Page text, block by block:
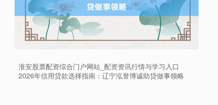
淮安股票配资综合门户网站_配资资讯行情与学习入口
2026年信用贷款选择指南：辽宁泓誉博诚助贷做事领略
上证综指 3900.35 +21.92 +0.57%